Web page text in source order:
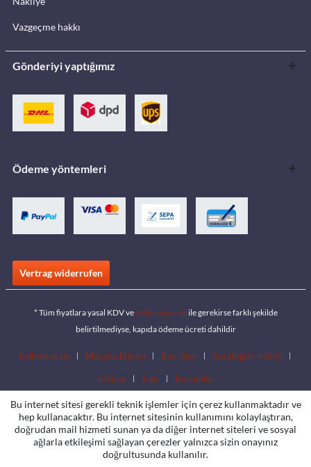
Vazgeçme hakkı
Gönderiyi yaptığımız
Ödeme yöntemleri
Vertrag widerrufen
* Tüm fiyatlara yasal KDV veteslimat ücreti ile gerekirse farklı şekilde
belirtilmediyse, kapıda ödeme ücreti dahildir
İndirme alanı Mağaza Bulucu Bayi olun Katalogları indirin
İletişim Jobs Konumlar
Bu internet sitesi gerekli teknik işlemler için çerez kullanmaktadır ve
hep kullanacaktır. Bu internet sitesinin kullanımını kolaylaştıran,
doğrudan mail hizmeti sunan ya da diğer internet siteleri ve sosyal
ağlarla etkileşimi sağlayan çerezler yalnızca sizin onayınız
doğrultusunda kullanılır.